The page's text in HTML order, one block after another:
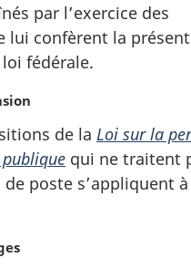
par l’exercice des
lui confèrent la
fédérale.
de la Loi sur la
qui ne traitent
de poste s’appliquent à